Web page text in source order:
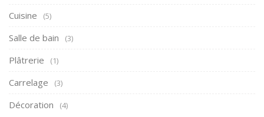
Cuisine (5)
Salle de bain (3)
Plâtrerie (1)
Carrelage (3)
Décoration (4)